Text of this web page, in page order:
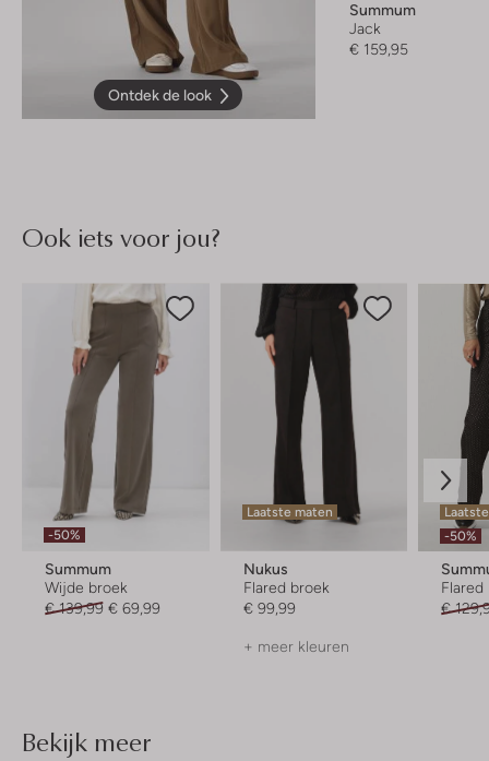
Ontdek de look
Summum
Jack
€ 159,95
Ook iets voor jou?
-50%
Summum
Wijde broek
€ 139,99 € 69,99
Laatste maten
Nukus
Flared broek
€ 99,99
+ meer kleuren
-50%
Flared
€
Bekijk meer